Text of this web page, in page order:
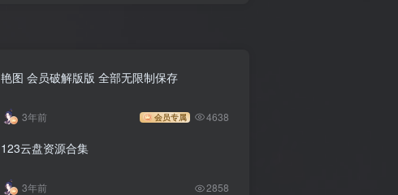
艳图 会员破解版版 全部无限制保存
3年前 会员专属 4638
123云盘资源合集
3年前 2858